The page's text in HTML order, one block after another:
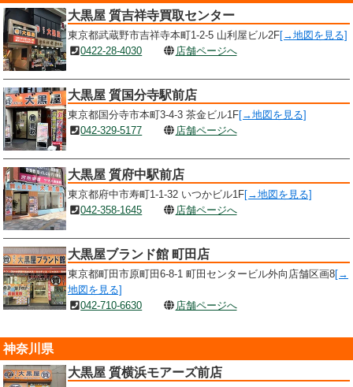
大黒屋 質吉祥寺買取センター
東京都武蔵野市吉祥寺本町1-2-5 山利屋ビル2F[→地図を見る]
0422-28-4030
店舗ページへ
大黒屋 質国分寺駅前店
東京都国分寺市本町3-4-3 茶金ビル1F[→地図を見る]
042-329-5177
店舗ページへ
大黒屋 質府中駅前店
東京都府中市寿町1-1-32 いつかビル1F[→地図を見る]
042-358-1645
店舗ページへ
大黒屋ブランド館 町田店
東京都町田市原町田6-8-1 町田センタービル外向店舗区画8[→
地図を見る]
042-710-6630
店舗ページへ
神奈川県
大黒屋 質横浜モアーズ前店